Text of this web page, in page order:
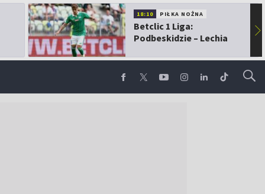
18:10 PIŁKA NOŻNA
Betclic 1 Liga:
Podbeskidzie – Lechia
▶